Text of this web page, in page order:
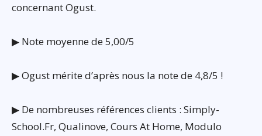
concernant Ogust.
▶ Note moyenne de 5,00/5
▶ Ogust mérite d’après nous la note de 4,8/5 !
▶ De nombreuses références clients : Simply-
School.Fr, Qualinove, Cours At Home, Modulo